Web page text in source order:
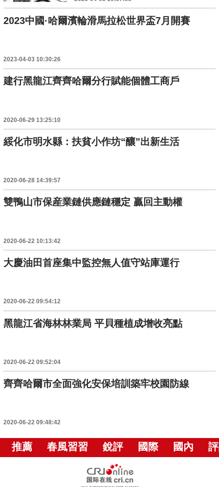
2023中國·哈爾濱輪滑馬拉松世界盃7月開賽
2023-04-03 10:30:26
建行黑龍江齊齊哈爾分行賦能個體工商戶
2020-06-29 13:25:10
綏化市明水縣：扶貧小作坊“釀”出新生活
2020-06-28 14:39:57
雙鴨山市保産業鏈供應鏈穩定 贏回主動權
2020-06-22 10:13:42
大慶油田首座集中監控無人值守站庫運行
2020-06-22 09:54:12
黑龍江省海林林業局 平貝種植成增收亮點
2020-06-22 09:52:04
齊齊哈爾市全面強化安保培訓築牢校園防線
2020-06-22 09:48:42
推薦 春風習習 銳評 國際 國內